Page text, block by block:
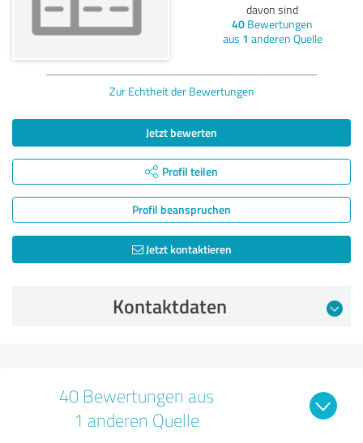
davon sind
40 Bewertungen
aus 1 anderen Quelle
Zur Echtheit der Bewertungen
Jetzt bewerten
Profil teilen
Profil beanspruchen
Jetzt kontaktieren
Kontaktdaten
40 Bewertungen aus
1 anderen Quelle